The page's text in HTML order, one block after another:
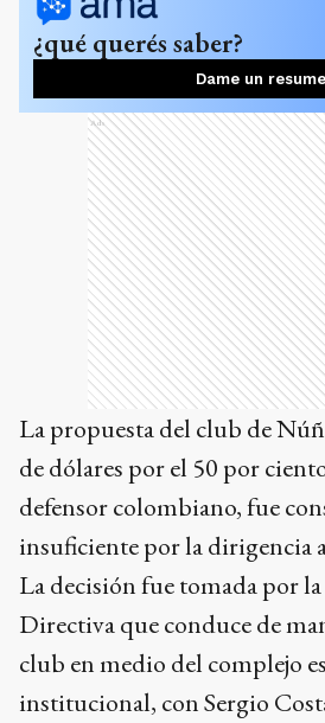
¿qué querés saber?
Dame un
Ads
La propuesta del club de
de dólares por el 50 por
defensor colombiano, fue
insuficiente por la dirigencia
La decisión fue tomada por
Directiva que conduce de
club en medio del complejo
institucional, con Sergio